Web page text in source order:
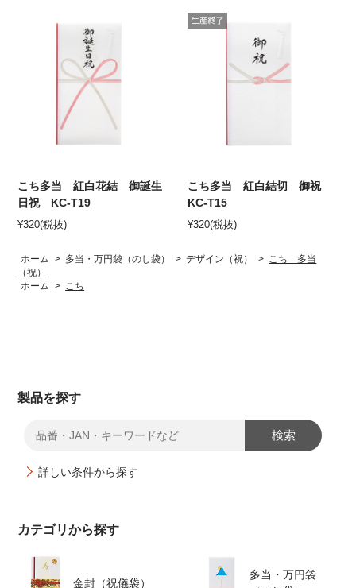
こち多当 紅白花結 御誕生
日祝 KC-T19
¥320(税抜)
こち多当 紅白結切 御祝
KC-T15
¥320(税抜)
ホーム > 多当・万円袋（のし袋） > デザイン（祝） > こち 多当
（祝）
ホーム > こち
製品を探す
検索
詳しい条件から探す
カテゴリから探す
金封（祝儀袋）
多当・万円袋